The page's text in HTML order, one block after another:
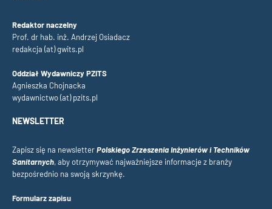
Redaktor naczelny
Prof. dr hab. inż. Andrzej Osiadacz
redakcja (at) gwits.pl
Oddział Wydawniczy PZITS
Agnieszka Chojnacka
wydawnictwo (at) pzits.pl
NEWSLETTER
Zapisz się na newsletterPolskiego Zrzeszenia Inżynierów i Techników
Sanitarnych, aby otrzymywać najważniejsze informacje z branży
bezpośrednio na swoją skrzynkę.
Formularz zapisu